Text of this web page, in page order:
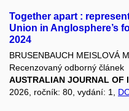
Together apart :
Union in Anglosphere’s
2024
BRUSENBAUCH MEISLOVÁ
Recenzovaný odborný článek
AUSTRALIAN JOURNAL OF
2026, ročník: 80, vydání: 1,